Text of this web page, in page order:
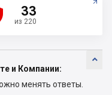
33
из 220

и Компании:
менять ответы.